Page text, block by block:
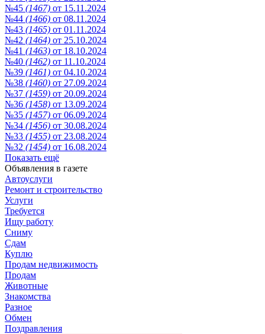
№45 (1467) от 15.11.2024
№44 (1466) от 08.11.2024
№43 (1465) от 01.11.2024
№42 (1464) от 25.10.2024
№41 (1463) от 18.10.2024
№40 (1462) от 11.10.2024
№39 (1461) от 04.10.2024
№38 (1460) от 27.09.2024
№37 (1459) от 20.09.2024
№36 (1458) от 13.09.2024
№35 (1457) от 06.09.2024
№34 (1456) от 30.08.2024
№33 (1455) от 23.08.2024
№32 (1454) от 16.08.2024
Показать ещё
Объявления в газете
Автоуслуги
Ремонт и строительство
Услуги
Требуется
Ищу работу
Сниму
Сдам
Куплю
Продам недвижимость
Продам
Животные
Знакомства
Разное
Обмен
Поздравления